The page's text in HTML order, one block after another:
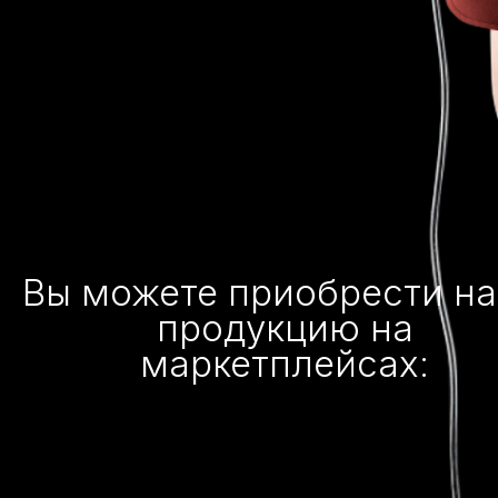
Вы можете приобрести
продукцию на
маркетплейсах: